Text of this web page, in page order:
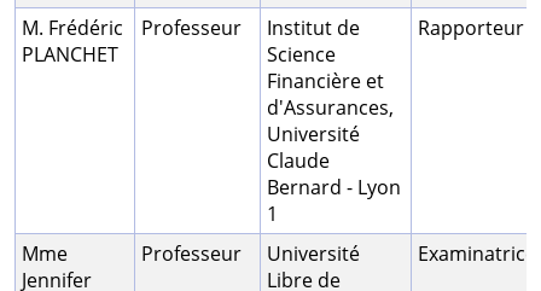
M. Frédéric
PLANCHET
Professeur
Institut de
Science
Financière et
d'Assurances,
Université
Claude
Bernard - Lyon
1
Rapporteur
Mme
Jennifer
Professeur
Université
Libre de
Examinatrice